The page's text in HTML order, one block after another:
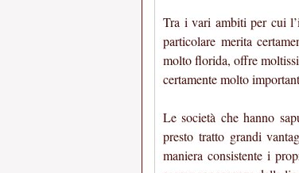
Tra i vari ambiti per cui
particolare merita
molto florida, offre
certamente molto
Le società che hanno
presto tratto grandi
maniera consistente i